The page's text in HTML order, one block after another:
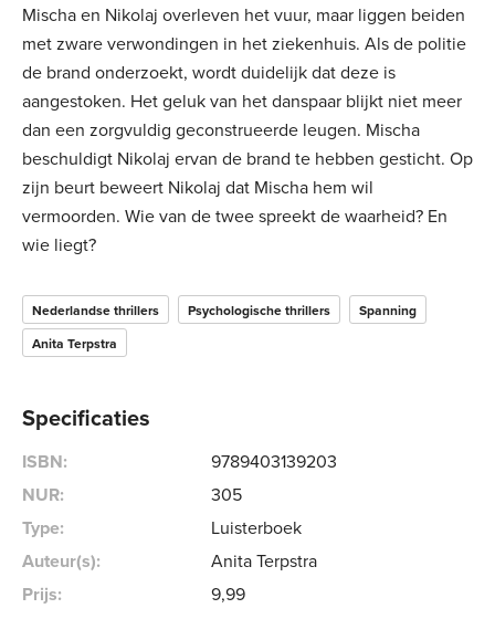
Mischa en Nikolaj overleven het vuur, maar liggen beiden
met zware verwondingen in het ziekenhuis. Als de politie
de brand onderzoekt, wordt duidelijk dat deze is
aangestoken. Het geluk van het danspaar blijkt niet meer
dan een zorgvuldig geconstrueerde leugen. Mischa
beschuldigt Nikolaj ervan de brand te hebben gesticht. Op
zijn beurt beweert Nikolaj dat Mischa hem wil
vermoorden. Wie van de twee spreekt de waarheid? En
wie liegt?
Nederlandse thrillers Psychologische thrillers
Spanning
Anita Terpstra
Specificaties
ISBN:
9789403139203
NUR:
305
Type:
Luisterboek
Auteur(s):
Anita Terpstra
Prijs:
9,99